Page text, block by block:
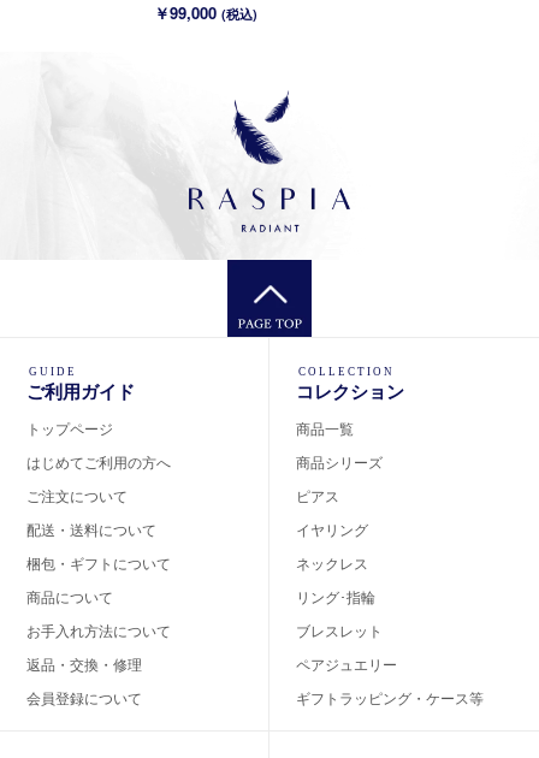
ト ~Ello Ulmia~ 3月誕生石(K18/PT
￥99,000(税込)
GUIDE
ご利用ガイド
トップページ
はじめてご利用の方へ
ご注文について
配送・送料について
梱包・ギフトについて
商品について
お手入れ方法について
返品・交換・修理
会員登録について
COLLECTION
コレクション
商品一覧
商品シリーズ
ピアス
イヤリング
ネックレス
リング･指輪
ブレスレット
ペアジュエリー
ギフトラッピング・ケース等